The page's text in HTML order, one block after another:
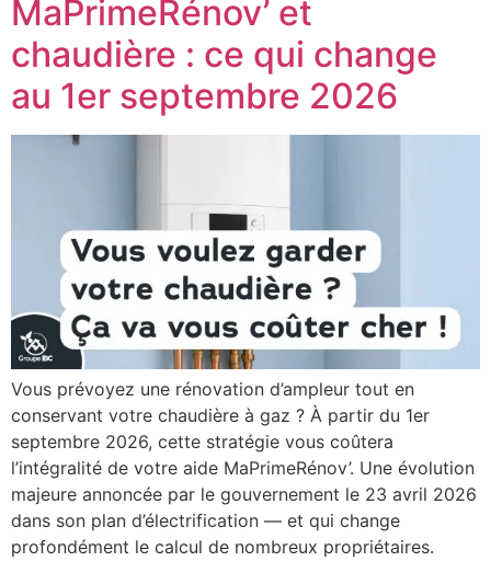
MaPrimeRénov’ et
chaudière : ce qui change
au 1er septembre 2026
Vous prévoyez une rénovation d’ampleur tout en
conservant votre chaudière à gaz ? À partir du 1er
septembre 2026, cette stratégie vous coûtera
l’intégralité de votre aide MaPrimeRénov’. Une évolution
majeure annoncée par le gouvernement le 23 avril 2026
dans son plan d’électrification — et qui change
profondément le calcul de nombreux propriétaires.